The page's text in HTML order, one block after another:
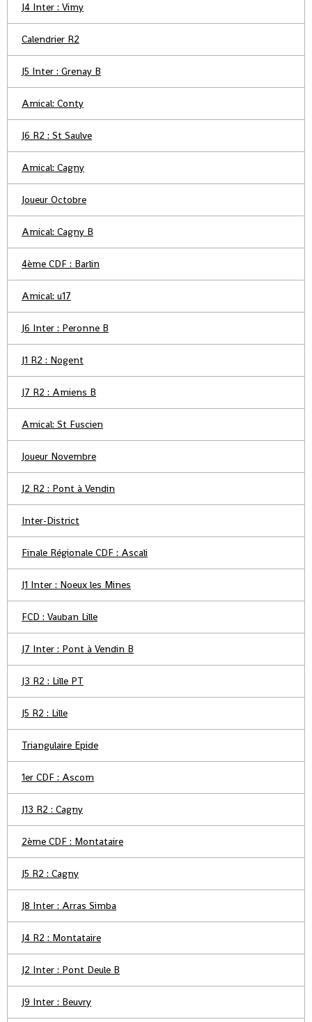
J4 Inter : Vimy
Calendrier R2
J5 Inter : Grenay B
Amical: Conty
J6 R2 : St Saulve
Amical: Cagny
Joueur Octobre
Amical: Cagny B
4ème CDF : Barlin
Amical: u17
J6 Inter : Peronne B
J1 R2 : Nogent
J7 R2 : Amiens B
Amical: St Fuscien
Joueur Novembre
J2 R2 : Pont à Vendin
Inter-District
Finale Régionale CDF : Ascali
J1 Inter : Noeux les Mines
FCD : Vauban Lille
J7 Inter : Pont à Vendin B
J3 R2 : Lille PT
J5 R2 : Lille
Triangulaire Epide
1er CDF : Ascom
J13 R2 : Cagny
2ème CDF : Montataire
J5 R2 : Cagny
J8 Inter : Arras Simba
J4 R2 : Montataire
J2 Inter : Pont Deule B
J9 Inter : Beuvry